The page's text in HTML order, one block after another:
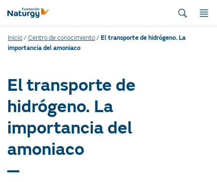
Inicio/Centro de conocimiento/El transporte de hidrógeno. La
importancia del amoniaco
El transporte de
hidrógeno. La
importancia del
amoniaco